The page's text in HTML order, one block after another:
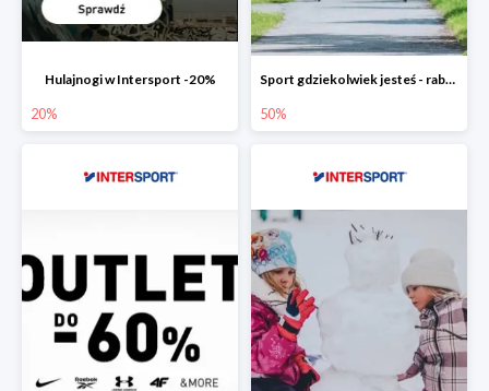
Hulajnogi w Intersport -20%
20%
Sport gdziekolwiek jesteś - rabaty w Intersport do -50%
50%